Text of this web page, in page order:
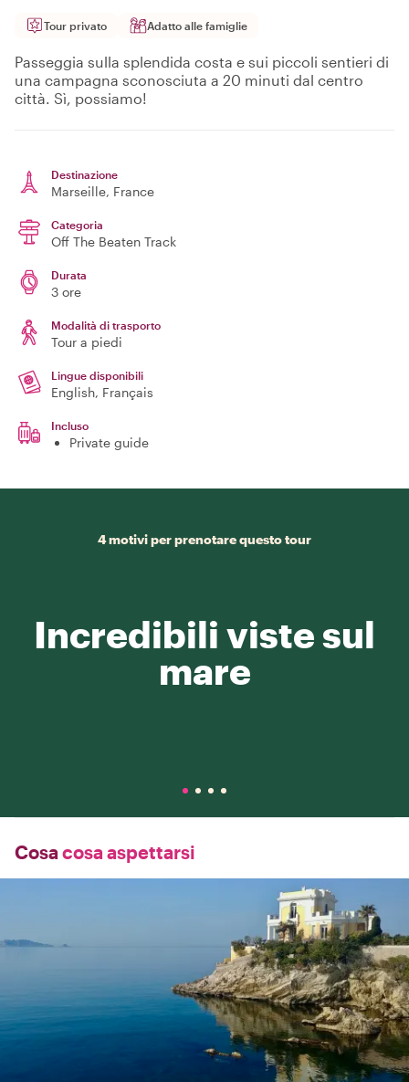
Tour privato Adatto alle famiglie
Passeggia sulla splendida costa e sui piccoli sentieri di
una campagna sconosciuta a 20 minuti dal centro
città. Sì, possiamo!
Destinazione
Marseille, France
Categoria
Off The Beaten Track
Durata
3 ore
Modalità di trasporto
Tour a piedi
Lingue disponibili
English, Français
Incluso
Private guide
4 motivi per prenotare questo tour
Incredibili viste sul
mare
Cosa cosa aspettarsi